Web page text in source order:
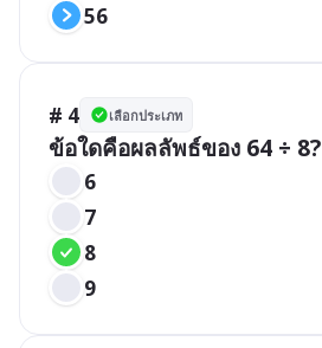
56
# 4 เลือกประเภท
ข้อใดคือผลลัพธ์ของ 64 ÷ 8?
6
7
8
9